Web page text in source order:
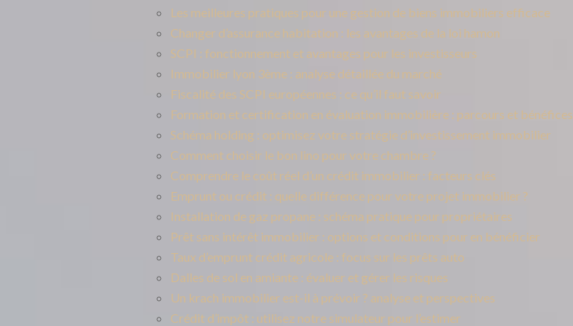
Les meilleures pratiques pour une gestion de biens immobiliers efficace
Changer d’assurance habitation : les avantages de la loi hamon
SCPI : fonctionnement et avantages pour les investisseurs
Immobilier lyon 3ème : analyse détaillée du marché
Fiscalité des SCPI européennes : ce qu’il faut savoir
Formation et certification en évaluation immobilière : parcours et bénéfices
Schéma holding : optimisez votre stratégie d’investissement immobilier
Comment choisir le bon lino pour votre chambre ?
Comprendre le coût réel d’un crédit immobilier : facteurs clés
Emprunt ou crédit : quelle différence pour votre projet immobilier ?
Installation de gaz propane : schéma pratique pour propriétaires
Prêt sans intérêt immobilier : options et conditions pour en bénéficier
Taux d’emprunt crédit agricole : focus sur les prêts auto
Dalles de sol en amiante : évaluer et gérer les risques
Un krach immobilier est-il à prévoir ? analyse et perspectives
Crédit d’impôt : utilisez notre simulateur pour l’estimer